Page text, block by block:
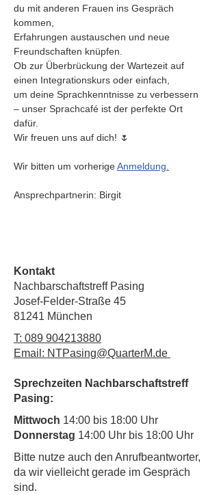
du mit anderen Frauen ins Gespräch
kommen,
Erfahrungen austauschen und neue
Freundschaften knüpfen.
Ob zur Überbrückung der Wartezeit auf
einen Integrationskurs oder einfach,
um deine Sprachkenntnisse zu verbessern
– unser Sprachcafé ist der perfekte Ort
dafür.
Wir freuen uns auf dich! 🌷
Wir bitten um vorherige Anmeldung.
Ansprechpartnerin: Birgit
Kontakt
Nachbarschaftstreff Pasing
Josef-Felder-Straße 45
81241 München
T: 089 904213880
Email: NTPasing@QuarterM.de
Sprechzeiten Nachbarschaftstreff
Pasing:
Mittwoch 14:00 bis 18:00 Uhr
Donnerstag 14:00 Uhr bis 18:00 Uhr
​Bitte nutze auch den Anrufbeantworter,
da wir vielleicht gerade im Gespräch
sind.